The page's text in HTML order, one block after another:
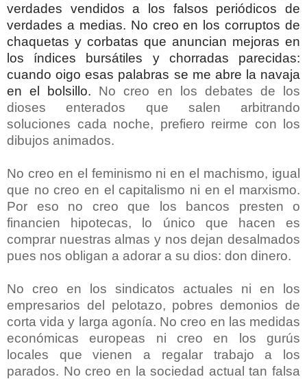
verdades vendidos a los falsos periódicos de
verdades a medias. No creo en los corruptos de
chaquetas y corbatas que anuncian mejoras en
los índices bursátiles y chorradas parecidas:
cuando oigo esas palabras se me abre la navaja
en el bolsillo. No creo en los debates de los
dioses enterados que salen arbitrando
soluciones cada noche, prefiero reirme con los
dibujos animados.
No creo en el feminismo ni en el machismo, igual
que no creo en el capitalismo ni en el marxismo.
Por eso no creo que los bancos presten o
financien hipotecas, lo único que hacen es
comprar nuestras almas y nos dejan desalmados
pues nos obligan a adorar a su dios: don dinero.
No creo en los sindicatos actuales ni en los
empresarios del pelotazo, pobres demonios de
corta vida y larga agonía. No creo en las medidas
económicas europeas ni creo en los gurús
locales que vienen a regalar trabajo a los
parados. No creo en la sociedad actual tan falsa